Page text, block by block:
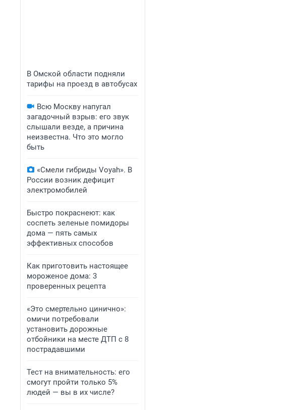
В Омской области подняли
тарифы на проезд в автобусах
Всю Москву напугал
загадочный взрыв: его звук
слышали везде, а причина
неизвестна. Что это могло
быть
«Смели гибриды Voyah». В
России возник дефицит
электромобилей
Быстро покраснеют: как
соспеть зеленые помидоры
дома — пять самых
эффективных способов
Как приготовить настоящее
мороженое дома: 3
проверенных рецепта
«Это смертельно цинично»:
омичи потребовали
установить дорожные
отбойники на месте ДТП с 8
пострадавшими
Тест на внимательность: его
смогут пройти только 5%
людей — вы в их числе?